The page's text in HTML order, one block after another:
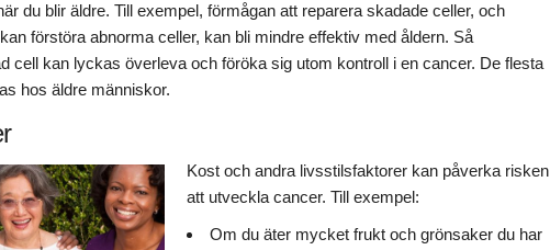
du blir äldre. Till exempel, förmågan att reparera skadade celler, och
förstöra abnorma celler, kan bli mindre effektiv med åldern. Så
cell kan lyckas överleva och föröka sig utom kontroll i en cancer. De flesta
hos äldre människor.
Kost och andra livsstilsfaktorer kan påverka risken
att utveckla cancer. Till exempel:
Om du äter mycket frukt och grönsaker du har